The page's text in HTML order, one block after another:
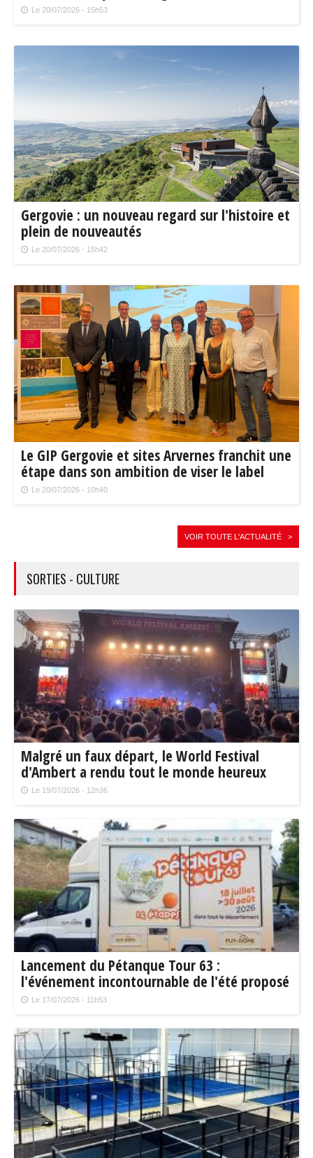
biodiversité
Le 20/07/2026 - 15h53
Gergovie : un nouveau regard sur l'histoire et
plein de nouveautés
Le 20/07/2026 - 15h42
Le GIP Gergovie et sites Arvernes franchit une
étape dans son ambition de viser le label
Grand Site de France®
Le 20/07/2026 - 10h40
VOIR TOUTE L'ACTUALITÉ >
SORTIES - CULTURE
Malgré un faux départ, le World Festival
d'Ambert a rendu tout le monde heureux
Le 19/07/2026 - 12h36
Lancement du Pétanque Tour 63 :
l'événement incontournable de l'été proposé
par le Conseil départemental !
Le 17/07/2026 - 11h53